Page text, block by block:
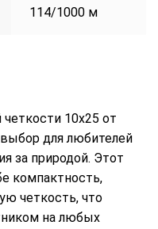
114/1000 м
10х25 от
для любителей
за природой. Этот
компактность,
четкость, что
на любых